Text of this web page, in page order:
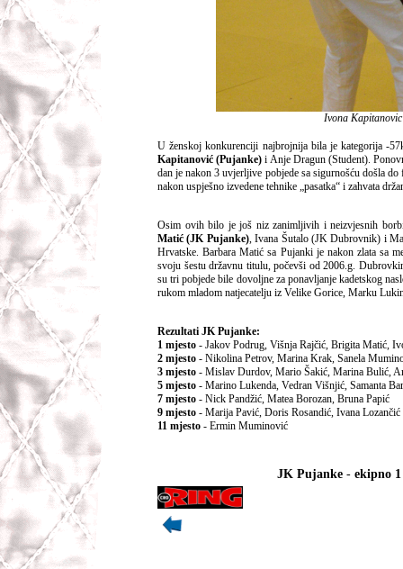
Ivona
U ženskoj konkurenciji najbrojnija bila je kategorija -
Kapitanović (Pujanke) i Anje Dragun (Student).
dan je nakon 3 uvjerljive pobjede sa sigurnošću došla
nakon uspješno izvedene tehnike „pasatka“ i zahvata
Osim ovih bilo je još niz zanimljivih i neizvjesnih
Matić (JK Pujanke), Ivana Šutalo (JK Dubrovnik) i
Hrvatske. Barbara Matić sa Pujanki je nakon zlata sa
svoju šestu državnu titulu, počevši od 2006.g.
su tri pobjede bile dovoljne za ponavljanje kadetskog
rukom mladom natjecatelju iz Velike Gorice, Marku
Rezultati JK Pujanke:
1 mjesto - Jakov Podrug, Višnja Rajčić, Brigita Matić,
2 mjesto - Nikolina Petrov, Marina Krak, Sanela
3 mjesto - Mislav Durdov, Mario Šakić, Marina Bulić,
5 mjesto - Marino Lukenda, Vedran Višnjić, Samanta
7 mjesto - Nick Pandžić, Matea Borozan, Bruna Papić
9 mjesto - Marija Pavić, Doris Rosandić, Ivana Lozančić
11 mjesto - Ermin Muminović
JK Pujanke- ekipno